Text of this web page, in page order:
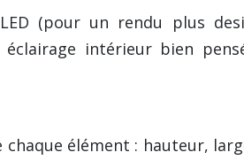
(pour un rendu plus
intérieur bien
chaque élément : hauteur,